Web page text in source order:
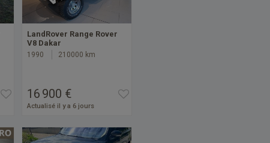
LandRover Range Rover
V8 Dakar
1990 210000 km
16 900 €
Actualisé il y a 6 jours